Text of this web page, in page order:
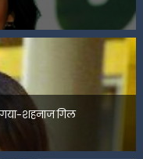
शहनाज गिल